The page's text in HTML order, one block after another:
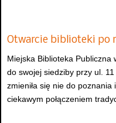
Otwarcie biblioteki po
Miejska Biblioteka Publiczna
do swojej siedziby przy ul.
zmieniła się nie do
ciekawym połączeniem